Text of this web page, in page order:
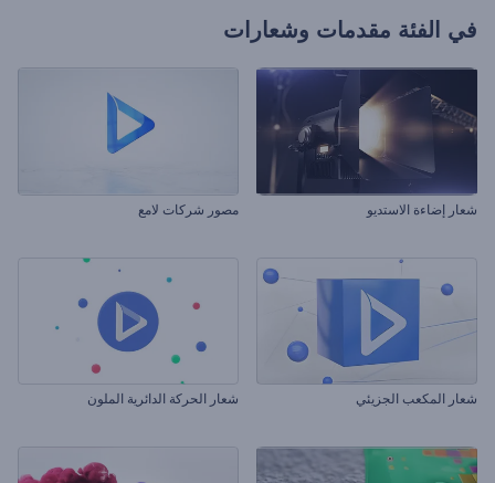
في الفئة مقدمات وشعارات
شعار إضاءة الاستديو مصور شركات لامع
شعار المكعب الجزيئي شعار الحركة الدائرية الملون